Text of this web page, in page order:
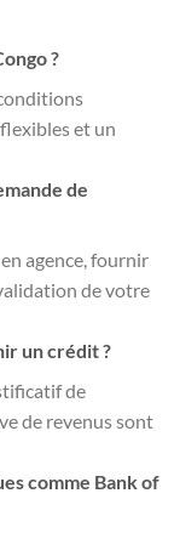
?
et un
de
agence, fournir
de votre
un crédit ?
de
de revenus sont
comme Bank of